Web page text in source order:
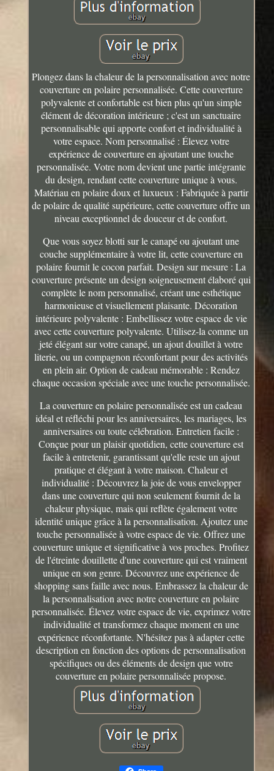
Plongez dans la chaleur de la personnalisation avec notre
couverture en polaire personnalisée. Cette couverture
polyvalente et confortable est bien plus qu'un simple
élément de décoration intérieure ; c'est un sanctuaire
personnalisable qui apporte confort et individualité à
votre espace. Nom personnalisé : Élevez votre
expérience de couverture en ajoutant une touche
personnalisée. Votre nom devient une partie intégrante
du design, rendant cette couverture unique à vous.
Matériau en polaire doux et luxueux : Fabriquée à partir
de polaire de qualité supérieure, cette couverture offre un
niveau exceptionnel de douceur et de confort.
Que vous soyez blotti sur le canapé ou ajoutant une
couche supplémentaire à votre lit, cette couverture en
polaire fournit le cocon parfait. Design sur mesure : La
couverture présente un design soigneusement élaboré qui
complète le nom personnalisé, créant une esthétique
harmonieuse et visuellement plaisante. Décoration
intérieure polyvalente : Embellissez votre espace de vie
avec cette couverture polyvalente. Utilisez-la comme un
jeté élégant sur votre canapé, un ajout douillet à votre
literie, ou un compagnon réconfortant pour des activités
en plein air. Option de cadeau mémorable : Rendez
chaque occasion spéciale avec une touche personnalisée.
La couverture en polaire personnalisée est un cadeau
idéal et réfléchi pour les anniversaires, les mariages, les
anniversaires ou toute célébration. Entretien facile :
Conçue pour un plaisir quotidien, cette couverture est
facile à entretenir, garantissant qu'elle reste un ajout
pratique et élégant à votre maison. Chaleur et
individualité : Découvrez la joie de vous envelopper
dans une couverture qui non seulement fournit de la
chaleur physique, mais qui reflète également votre
identité unique grâce à la personnalisation. Ajoutez une
touche personnalisée à votre espace de vie. Offrez une
couverture unique et significative à vos proches. Profitez
de l'étreinte douillette d'une couverture qui est vraiment
unique en son genre. Découvrez une expérience de
shopping sans faille avec nous. Embrassez la chaleur de
la personnalisation avec notre couverture en polaire
personnalisée. Élevez votre espace de vie, exprimez votre
individualité et transformez chaque moment en une
expérience réconfortante. N'hésitez pas à adapter cette
description en fonction des options de personnalisation
spécifiques ou des éléments de design que votre
couverture en polaire personnalisée propose.